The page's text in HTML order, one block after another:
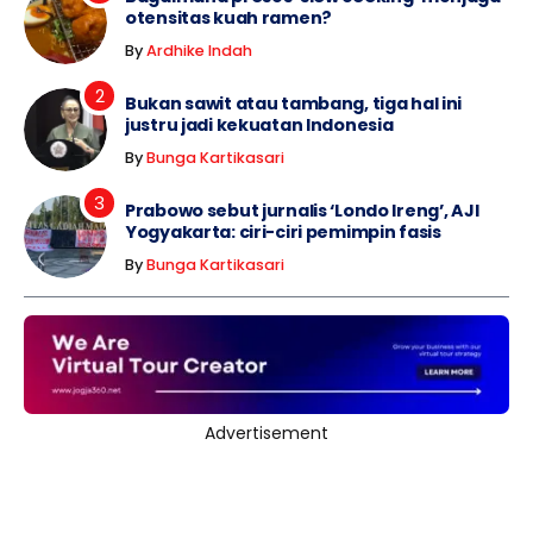
otensitas kuah ramen?
ByArdhike Indah
Bukan sawit atau tambang, tiga hal ini
justru jadi kekuatan Indonesia
ByBunga Kartikasari
Prabowo sebut jurnalis ‘Londo Ireng’, AJI
Yogyakarta: ciri-ciri pemimpin fasis
ByBunga Kartikasari
Advertisement